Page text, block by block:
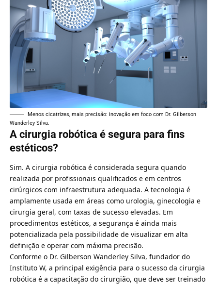
Menos cicatrizes, mais precisão: inovação em foco com Dr. Gilberson
Wanderley Silva.
A cirurgia robótica é segura para fins
estéticos?
Sim. A cirurgia robótica é considerada segura quando
realizada por profissionais qualificados e em centros
cirúrgicos com infraestrutura adequada. A tecnologia é
amplamente usada em áreas como urologia, ginecologia e
cirurgia geral, com taxas de sucesso elevadas. Em
procedimentos estéticos, a segurança é ainda mais
potencializada pela possibilidade de visualizar em alta
definição e operar com máxima precisão.
Conforme o Dr. Gilberson Wanderley Silva, fundador do
Instituto W, a principal exigência para o sucesso da cirurgia
robótica é a capacitação do cirurgião, que deve ser treinado